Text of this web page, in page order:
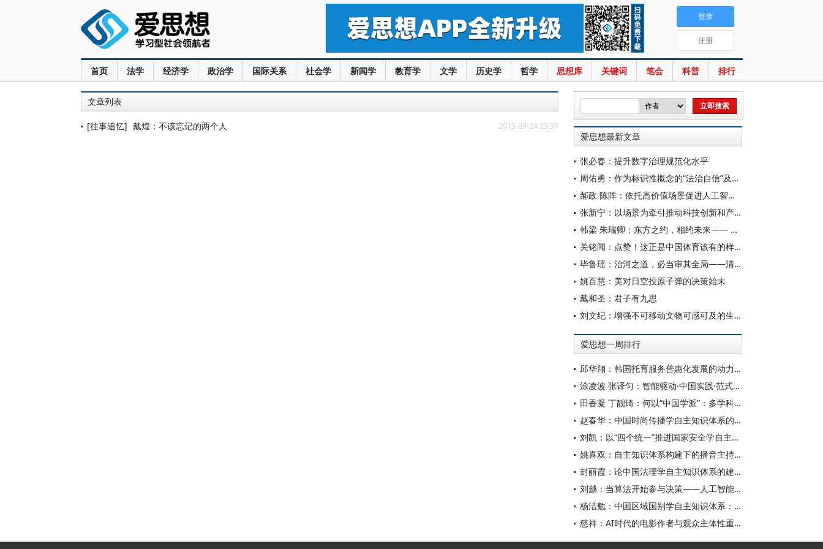
首页 法学 经济学 政治学 国际关系 社会学 新闻学 教育学 文学 历史学 哲学 思想库 关键词 笔会 科普 排行
登录
注册
文章列表
[往事追忆] 戴煌：不该忘记的两个人 2013-09-24 23:37
爱思想最新文章
张必春：提升数字治理规范化水平
周佑勇：作为标识性概念的“法治自信”及其时代意蕴
郝政 陈阵：依托高价值场景促进人工智能高质量数据集建设
张新宁：以场景为牵引推动科技创新和产业创新深度融合
韩梁 朱瑞卿：东方之约，相约未来—— 中国元首外交的世界情怀与大国气派
关铭闻：点赞！这正是中国体育该有的样子
毕鲁瑶：治河之道，必当审其全局——清代靳辅的治水理念与实践
姚百慧：美对日空投原子弹的决策始末
戴和圣：君子有九思
刘文纪：增强不可移动文物可感可及的生命力
爱思想一周排行
邱华翔：韩国托育服务普惠化发展的动力机制、制度路径与政策效应
涂凌波 张译匀：智能驱动·中国实践·范式创新：“构建中国新闻传播学自主知识体系”专题研讨会综述
田香凝 丁靓琦：何以“中国学派”：多学科视野下中国特色新闻传播学建设的研究
赵春华：中国时尚传播学自主知识体系的内在逻辑与实践路径
刘凯：以“四个统一”推进国家安全学自主知识体系构建
姚喜双：自主知识体系构建下的播音主持高等专业教育研究
封丽霞：论中国法理学自主知识体系的建构
刘越：当算法开始参与决策——人工智能重塑全球治理的底层逻辑
杨洁勉：中国区域国别学自主知识体系：本原、借鉴和建构
慈祥：AI时代的电影作者与观众主体性重构